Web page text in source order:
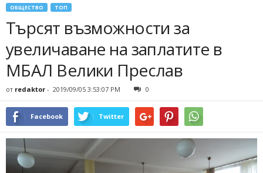
ОБЩЕСТВО ТОП
Търсят възможности за
увеличаване на заплатите в
МБАЛ Велики Преслав
от redaktor - 2019/09/05 3:53:07 PM 0
Facebook Twitter